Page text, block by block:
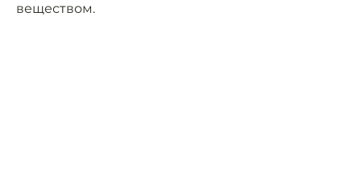
веществом.